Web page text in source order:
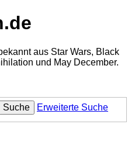
aus Star Wars, Black
und May December.
Suche Erweiterte Suche